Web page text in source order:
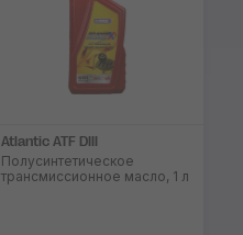
Atlantic ATF DIII
Полусинтетическое
трансмиссионное масло, 1 л